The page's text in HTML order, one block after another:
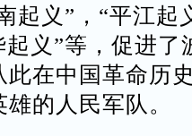
起义”，“平江起
起义”等，促进了
在中国革命历
的人民军队。